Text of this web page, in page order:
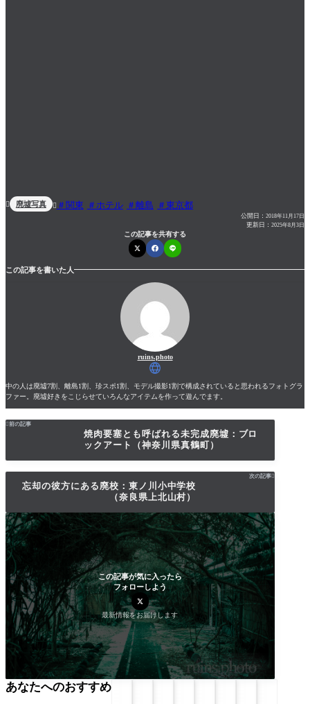
 廃墟写真  関東 ホテル 離島 東京都
公開日： 2018年11月17日
更新日： 2025年8月3日
この記事を共有する
この記事を書いた人
ruins.photo
中の人は廃墟7割、離島1割、珍スポ1割、モデル撮影1割で構成されていると思われるフォトグラ
ファー。廃墟好きをこじらせていろんなアイテムを作って遊んでます。
 前の記事
焼肉要塞とも呼ばれる未完成廃墟：ブロ
ックアート（神奈川県真鶴町）
次の記事
忘却の彼方にある廃校：東ノ川小中学校
（奈良県上北山村）
この記事が気に入ったら
フォローしよう
最新情報をお届けします
あなたへのおすすめ